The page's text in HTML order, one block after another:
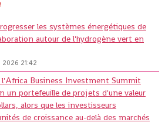
les systèmes énergétiques de
autour de l'hydrogène vert en
2026 21:42
Business Investment Summit
un portefeuille de projets d'une valeur
alors que les investisseurs
de croissance au-delà des marchés